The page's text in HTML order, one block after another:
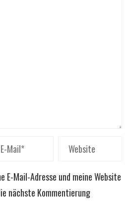
E-Mail-Adresse und meine Website
nächste Kommentierung